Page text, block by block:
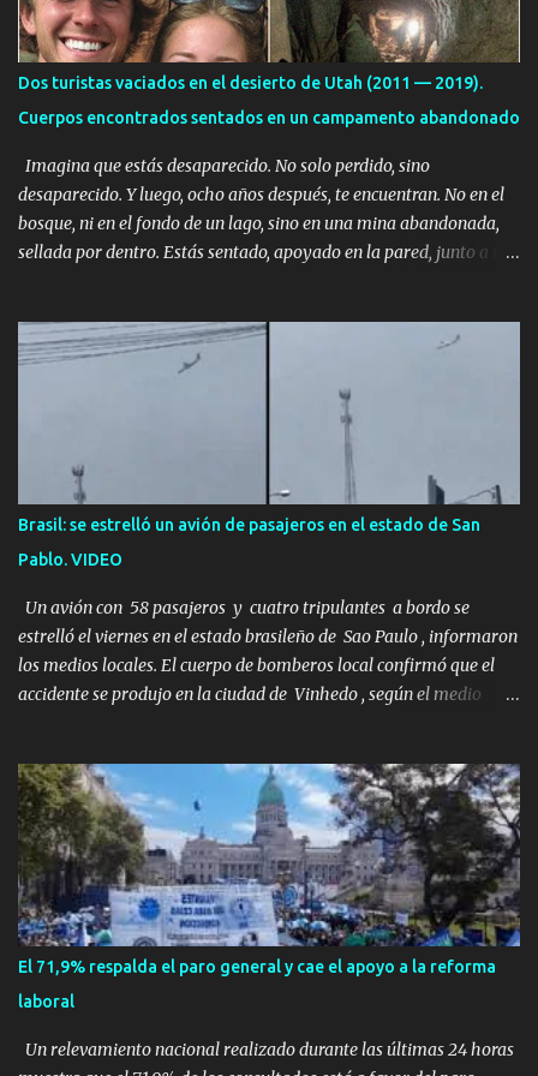
Dos turistas vaciados en el desierto de Utah (2011 — 2019).
Cuerpos encontrados sentados en un campamento abandonado
Imagina que estás desaparecido. No solo perdido, sino
desaparecido. Y luego, ocho años después, te encuentran. No en el
bosque, ni en el fondo de un lago, sino en una mina abandonada,
sellada por dentro. Estás sentado, apoyado en la pared, junto a tu
una historia de monstruos de película. Esta es la historia real de
Sarah y Andrew. Es la historia de cómo un viaje de tres días al
desierto se convirtió en un misterio de ocho años, cuya respuesta
resultó ser más aterradora de lo que nadie podría haber
una pareja normal de Colorado. Ella tenía 26 años. Él, 28. No eran
aficionados a los deportes extremos ni expertos en supervivencia.
Eran simplemente dos personas que se amaban y querían pasar
un fin de semana lejos de la ciudad. Su plan era de lo más sencillo.
Tomar su viejo pero confiable auto, con...
Brasil: se estrelló un avión de pasajeros en el estado de San
Pablo. VIDEO
Un avión con 58 pasajeros y cuatro tripulantes a bordo se
estrelló el viernes en el estado brasileño de Sao Paulo , informaron
los medios locales. El cuerpo de bomberos local confirmó que el
accidente se produjo en la ciudad de Vinhedo , según el medio
una gran zona en llamas y humo saliendo de un aparente fuselaje
del avión. Otras imágenes de GloboNews mostraban un avión que
descendía verticalmente en espiral mientras que un usuario
compartió las llamas y la densa humareda negra que salían de la
nave, que se había estrellado a metros de su casa, entre los
árboles. Según confirmó la aerolínea, Voepass Linhas Aéreas, se
trataba de un avión turbohélice modelo ATR-72 que cubría la ruta
Cascavel - Guarulhos. Este modelo tiene capacidad para
transportar a 68 pasajeros. La primera llamad...
El 71,9% respalda el paro general y cae el apoyo a la reforma
laboral
Un relevamiento nacional realizado durante las últimas 24 horas